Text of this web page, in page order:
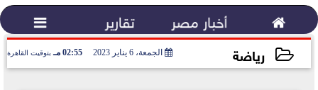
 أخبار مصر تقارير 
رياضة الجمعة، 6 يناير 2023 02:55 مـ بتوقيت القاهرة